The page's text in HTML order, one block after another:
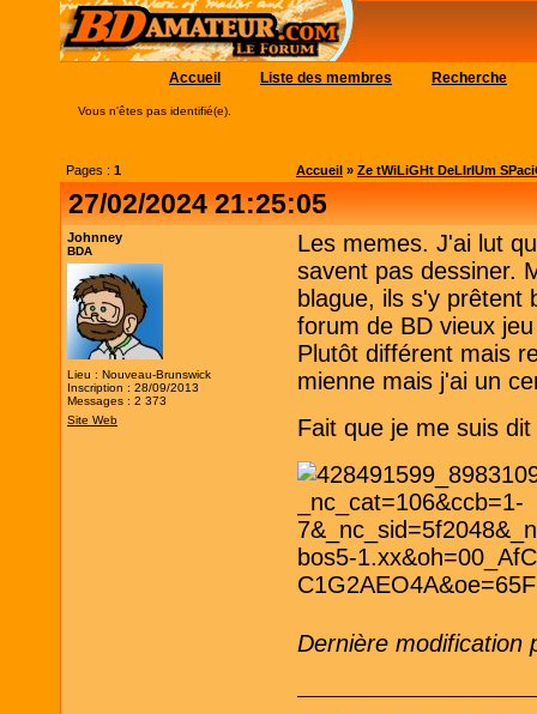
Accueil Liste des membres Recherche
Vous n'êtes pas identifié(e).
Pages : 1 Accueil » Ze tWiLiGHt DeLIrIUm
27/02/2024 21:25:05
Johnney
BDA
Lieu : Nouveau-Brunswick
Inscription : 28/09/2013
Messages : 2 373
Site Web
Les memes. J'ai lut
savent pas dessiner.
blague, ils s'y prêtent
forum de BD vieux
Plutôt différent mais
mienne mais j'ai un
Fait que je me suis
Dernière modification